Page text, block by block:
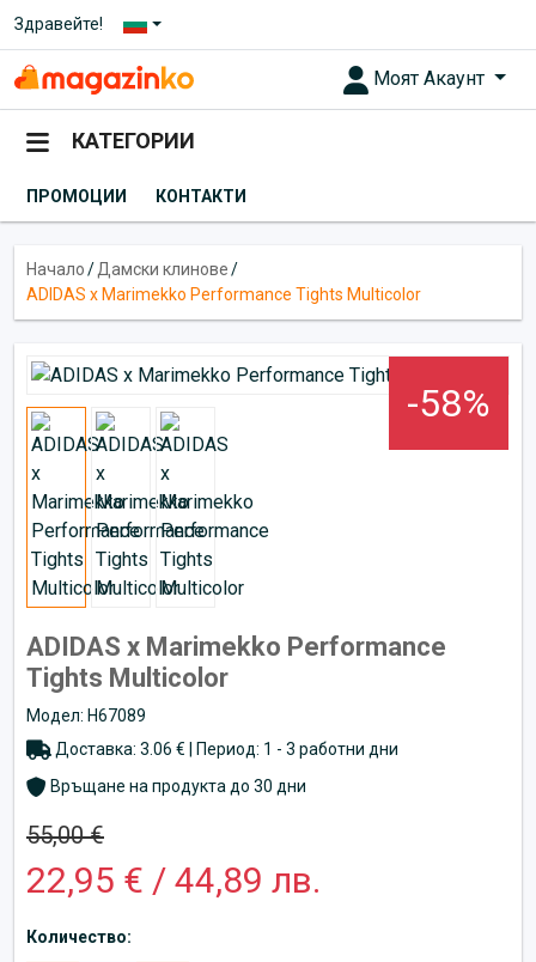
Здравейте!
Моят Акаунт
КАТЕГОРИИ
ПРОМОЦИИ КОНТАКТИ
Начало/Дамски клинове/
ADIDAS x Marimekko Performance Tights Multicolor
-58%
ADIDAS x Marimekko Performance
Tights Multicolor
Модел: H67089
Доставка: 3.06 € | Период: 1 - 3 работни дни
Връщане на продукта до 30 дни
55,00 €
22,95 € / 44,89 лв.
Количество: